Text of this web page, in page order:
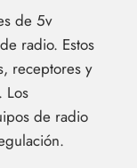
de 5v
radio. Estos
receptores y
Los
de radio